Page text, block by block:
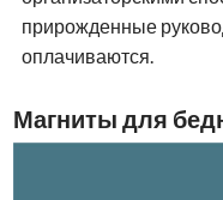
прирожденные
оплачиваются.
Магниты для